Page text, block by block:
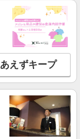
調理・清掃な
※5:00〜22:00：
時給1,688円 ※高
〜9:00）時給＋
※早朝手当
2-2、2-3、2-4、2-
を見る
えずキープ